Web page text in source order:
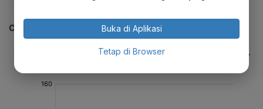
CEK JUGA DATA INI Buka di Aplikasi
Tetap di Browser